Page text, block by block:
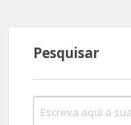
Pesquisar